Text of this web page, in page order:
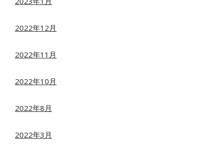
2022年12月
2022年11月
2022年10月
2022年8月
2022年3月